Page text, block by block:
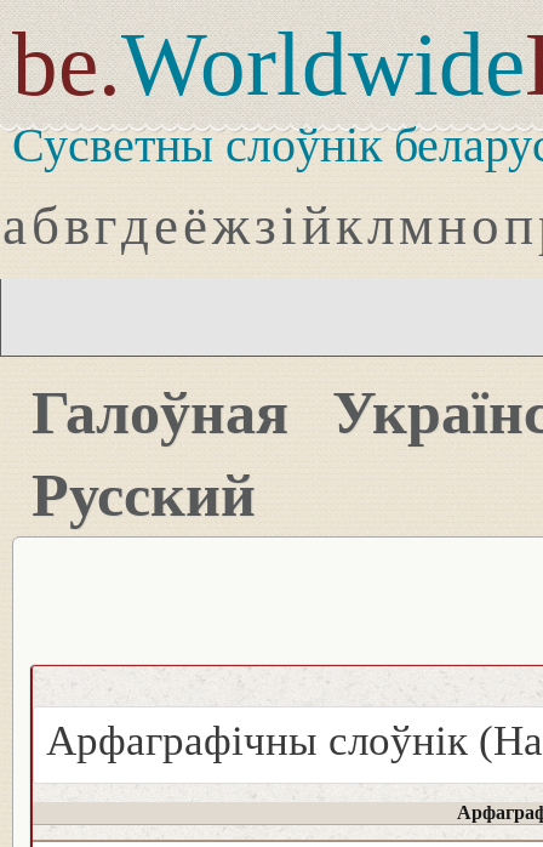
be.Worldwide
Сусветны слоўнік
абвгдеёжзійклмноп
Галоўная
Русский
Арфаграфічны слоўнік